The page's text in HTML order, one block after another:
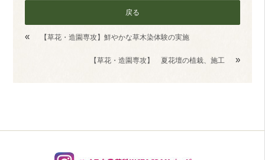
戻る
« 【草花・造園専攻】鮮やかな草木染体験の実施
【草花・造園専攻】 夏花壇の植栽、施工 »